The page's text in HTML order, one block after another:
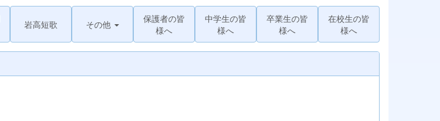
岩高短歌 その他
保護者の皆
様へ
中学生の皆
様へ
卒業生の皆
様へ
在校生の皆
様へ